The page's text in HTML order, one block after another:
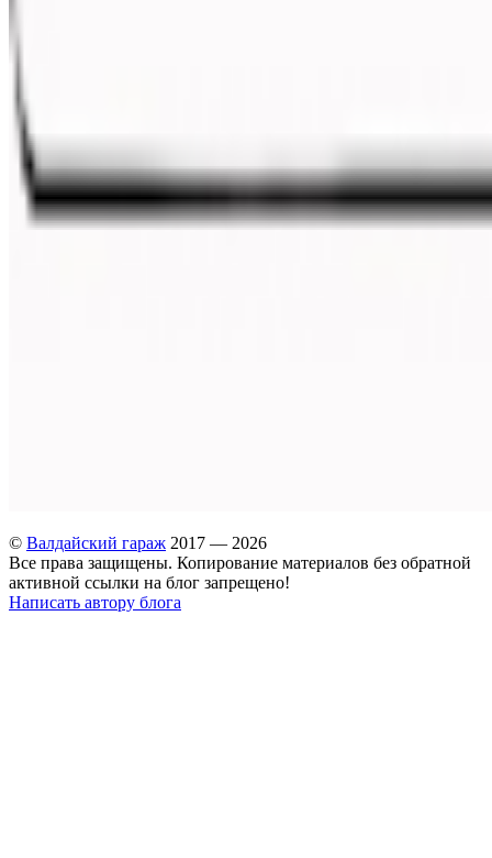
© Валдайский гараж 2017 — 2026
Все права защищены. Копирование материалов без обратной
активной ссылки на блог запрещено!
Написать автору блога